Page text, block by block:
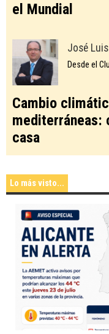
el Mundial
José
Desde el
Cambio
mediterráneas:
casa
Lo más visto...